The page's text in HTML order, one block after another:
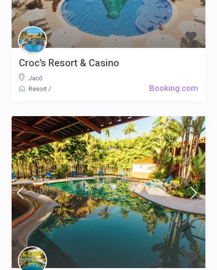
Booking.com
Croc’s Resort & Casino
Jacó
Resort /